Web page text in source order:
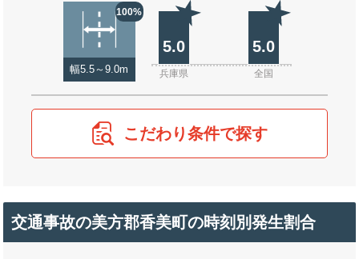
100%
幅5.5～9.0m
5.0 5.0
兵庫県 全国
こだわり条件で探す
交通事故の美方郡香美町の時刻別発生割合